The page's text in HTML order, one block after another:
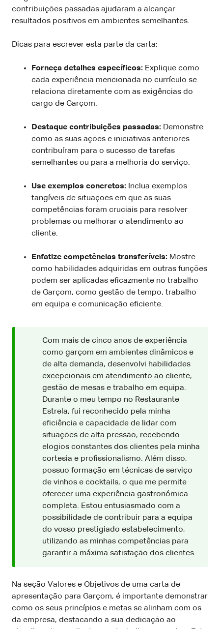
contribuições passadas ajudaram a alcançar
resultados positivos em ambientes semelhantes.
Dicas para escrever esta parte da carta:
Forneça detalhes específicos: Explique como
cada experiência mencionada no currículo se
relaciona diretamente com as exigências do
cargo de Garçom.
Destaque contribuições passadas: Demonstre
como as suas ações e iniciativas anteriores
contribuíram para o sucesso de tarefas
semelhantes ou para a melhoria do serviço.
Use exemplos concretos: Inclua exemplos
tangíveis de situações em que as suas
competências foram cruciais para resolver
problemas ou melhorar o atendimento ao
cliente.
Enfatize competências transferíveis: Mostre
como habilidades adquiridas em outras funções
podem ser aplicadas eficazmente no trabalho
de Garçom, como gestão de tempo, trabalho
em equipa e comunicação eficiente.
Com mais de cinco anos de experiência
como garçom em ambientes dinâmicos e
de alta demanda, desenvolvi habilidades
excepcionais em atendimento ao cliente,
gestão de mesas e trabalho em equipa.
Durante o meu tempo no Restaurante
Estrela, fui reconhecido pela minha
eficiência e capacidade de lidar com
situações de alta pressão, recebendo
elogios constantes dos clientes pela minha
cortesia e profissionalismo. Além disso,
possuo formação em técnicas de serviço
de vinhos e cocktails, o que me permite
oferecer uma experiência gastronómica
completa. Estou entusiasmado com a
possibilidade de contribuir para a equipa
do vosso prestigiado estabelecimento,
utilizando as minhas competências para
garantir a máxima satisfação dos clientes.
Na seção Valores e Objetivos de uma carta de
apresentação para Garçom, é importante demonstrar
como os seus princípios e metas se alinham com os
da empresa, destacando a sua dedicação ao